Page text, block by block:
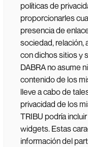
políticas de
proporcionarles
presencia de
sociedad, relación,
con dichos sitios y
DABRA no asume
contenido de los
lleve a cabo de
privacidad de los
TRIBU podría
widgets. Estas
información del